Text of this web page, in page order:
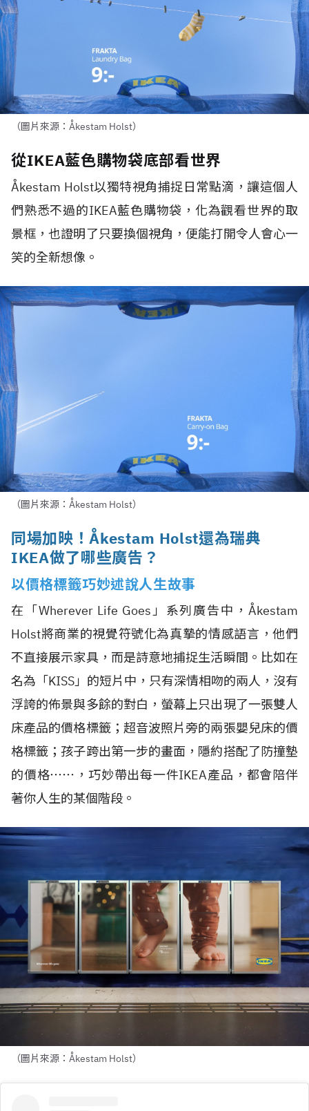
（圖片來源：Åkestam Holst）
從IKEA藍色購物袋底部看世界
Åkestam Holst以獨特視角捕捉日常點滴，讓這個人
們熟悉不過的IKEA藍色購物袋，化為觀看世界的取
景框，也證明了只要換個視角，便能打開令人會心一
笑的全新想像。
（圖片來源：Åkestam Holst）
同場加映！Åkestam Holst還為瑞典
IKEA做了哪些廣告？
以價格標籤巧妙述說人生故事
在「Wherever Life Goes」系列廣告中，Åkestam
Holst將商業的視覺符號化為真摯的情感語言，他們
不直接展示家具，而是詩意地捕捉生活瞬間。比如在
名為「KISS」的短片中，只有深情相吻的兩人，沒有
浮誇的佈景與多餘的對白，螢幕上只出現了一張雙人
床產品的價格標籤；超音波照片旁的兩張嬰兒床的價
格標籤；孩子跨出第一步的畫面，隱約搭配了防撞墊
的價格⋯⋯，巧妙帶出每一件IKEA產品，都會陪伴
著你人生的某個階段。
（圖片來源：Åkestam Holst）